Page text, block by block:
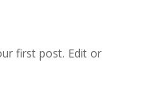
first post. Edit or